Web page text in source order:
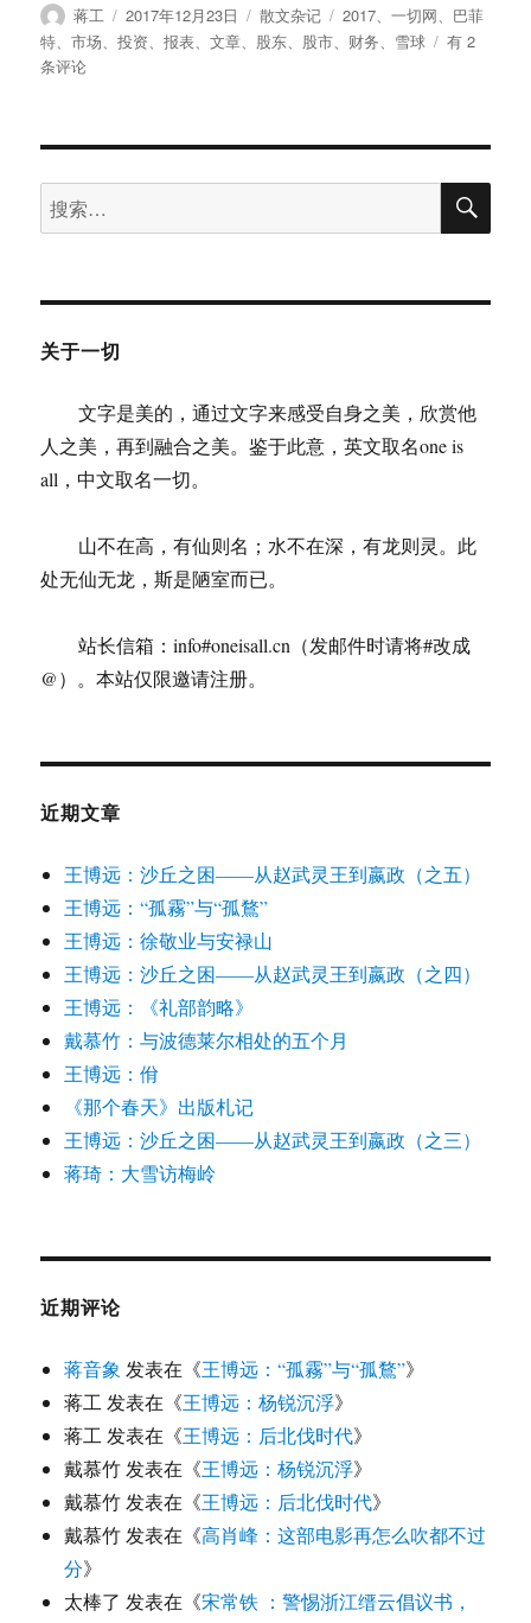
作
者
蒋工
发
布
2017年12月23日
分
类
散文杂记
标
签
2017 、一切网
巴菲
特 、市场 、投资 、报表 、文章 股东 股市 财务 雪球
2017
篇
高
质
辑
有 2
条评论
搜
索：
搜
关于一切
文字是美的，通过文字来感受自身之美，欣赏他
人之美，再到融合之美。鉴于此意，英文取名one is
all，中文取名一切。
山不在高，有仙则名；水不在深，有龙则灵。此
处无仙无龙，斯是陋室而已。
站长信箱：info#oneisall.cn（发邮件时请将#改成
@）。本站仅限邀请注册。
近期文章
王博远：沙丘之困——从赵武灵王到嬴政（之五）
王博远：“孤霧”与“孤鶩”
王博远：徐敬业与安禄山
王博远：沙丘之困——从赵武灵王到嬴政（之四）
王博远：《礼部韵略》
戴慕竹：与波德莱尔相处的五个月
王博远：佾
《那个春天》出版札记
王博远：沙丘之困——从赵武灵王到嬴政（之三）
蒋琦：大雪访梅岭
近期评论
蒋音象 发表在《王博远：“孤霧”与“孤鶩”》
蒋工 发表在《王博远：杨锐沉浮》
蒋工 发表在《王博远：后北伐时代》
戴慕竹 发表在《王博远：杨锐沉浮》
戴慕竹 发表在《王博远：后北伐时代》
戴慕竹 发表在《高肖峰：这部电影再怎么吹都不过
分》
太棒了 发表在《宋常铁 ：警惕浙江缙云倡议书，